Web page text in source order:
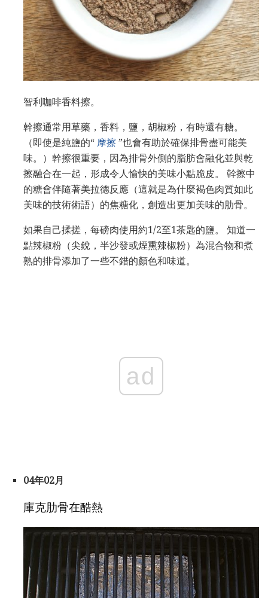
智利咖啡香料擦。
幹擦通常用草藥，香料，鹽，胡椒粉，有時還有糖。
（即使是純鹽的“ 摩擦 ”也會有助於確保排骨盡可能美
味。）幹擦很重要，因為排骨外側的脂肪會融化並與乾
擦融合在一起，形成令人愉快的美味小點脆皮。 幹擦中
的糖會伴隨著美拉德反應（這就是為什麼褐色肉質如此
美味的技術術語）的焦糖化，創造出更加美味的肋骨。
如果自己揉搓，每磅肉使用約1/2至1茶匙的鹽。 知道一
點辣椒粉（尖銳，半沙發或煙熏辣椒粉）為混合物和煮
熟的排骨添加了一些不錯的顏色和味道。
ad
04年02月
庫克肋骨在酷熱